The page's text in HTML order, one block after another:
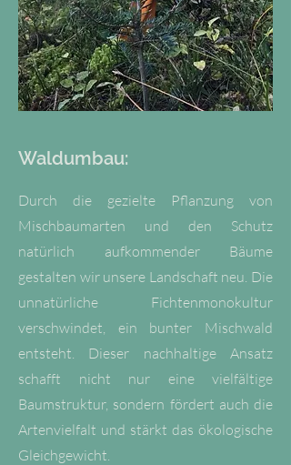
Waldumbau:
Durch die gezielte Pflanzung von
Mischbaumarten und den Schutz
natürlich aufkommender Bäume
gestalten wir unsere Landschaft neu. Die
unnatürliche Fichtenmonokultur
verschwindet, ein bunter Mischwald
entsteht. Dieser nachhaltige Ansatz
schafft nicht nur eine vielfältige
Baumstruktur, sondern fördert auch die
Artenvielfalt und stärkt das ökologische
Gleichgewicht.